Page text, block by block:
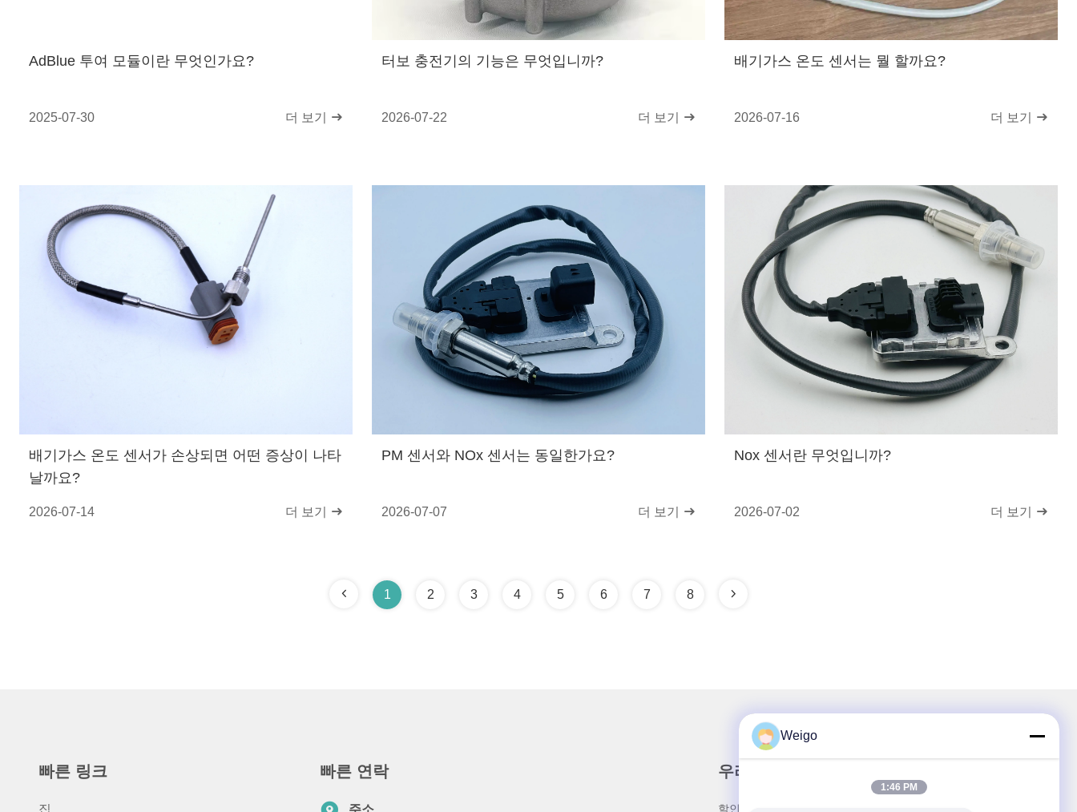
AdBlue 투여 모듈이란 무엇인가요?
2025-07-30 더 보기
터보 충전기의 기능은 무엇입니까?
2026-07-22 더 보기
배기가스 온도 센서는 뭘 할까요?
2026-07-16 더 보기
배기가스 온도 센서가 손상되면 어떤 증상이 나타
날까요?
2026-07-14 더 보기
PM 센서와 NOx 센서는 동일한가요?
2026-07-07 더 보기
Nox 센서란 무엇입니까?
2026-07-02 더 보기
1 2 3 4 5 6 7 8
빠른 링크
집
빠른 연락
주소
우리 뉴스레터
할인 및 더 많은 정보를 얻기 위해 뉴스레터에 가입하십시오.
Weigo
1:46 PM